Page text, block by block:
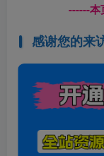
------本
感谢您的来